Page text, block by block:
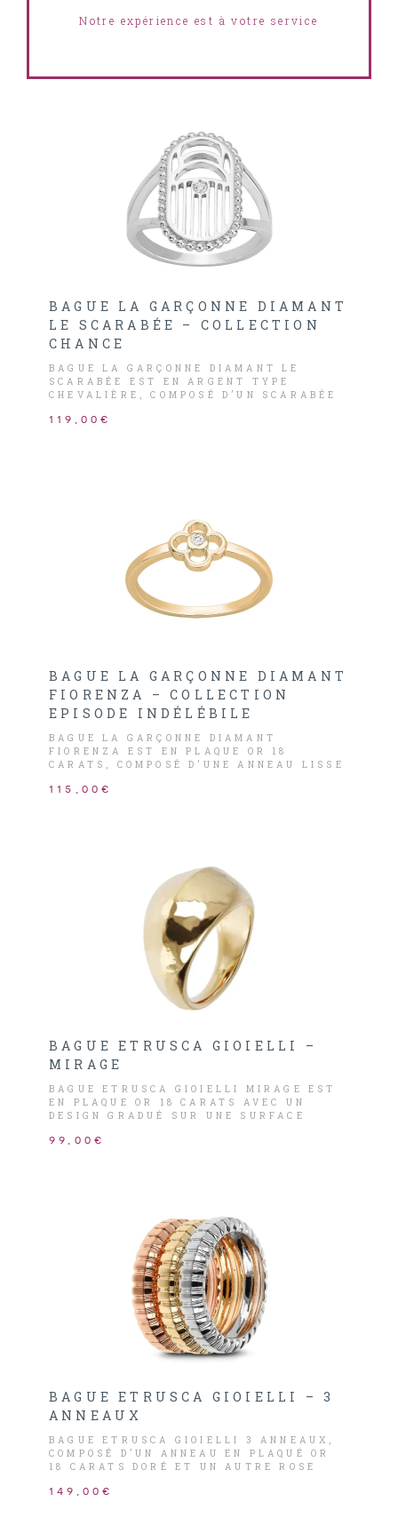
Notre expérience est à votre service
BAGUE LA GARÇONNE DIAMANT
LE SCARABÉE – COLLECTION
CHANCE
BAGUE LA GARÇONNE DIAMANT LE
SCARABÉE EST EN ARGENT TYPE
CHEVALIÈRE, COMPOSÉ D’UN SCARABÉE
ORNÉ D’UN DIAMANT HSI 0,015CARATS
119,00€
BAGUE LA GARÇONNE DIAMANT
FIORENZA – COLLECTION
EPISODE INDÉLÉBILE
BAGUE LA GARÇONNE DIAMANT
FIORENZA EST EN PLAQUE OR 18
CARATS, COMPOSÉ D’UNE ANNEAU LISSE
D’UN DIAMANT HSI 0,015CARATS.
115,00€
BAGUE ETRUSCA GIOIELLI –
MIRAGE
BAGUE ETRUSCA GIOIELLI MIRAGE EST
EN PLAQUE OR 18 CARATS AVEC UN
DESIGN GRADUÉ SUR UNE SURFACE
99,00€
BAGUE ETRUSCA GIOIELLI – 3
ANNEAUX
BAGUE ETRUSCA GIOIELLI 3 ANNEAUX,
COMPOSÉ D’UN ANNEAU EN PLAQUÉ OR
18 CARATS DORÉ ET UN AUTRE ROSE
149,00€